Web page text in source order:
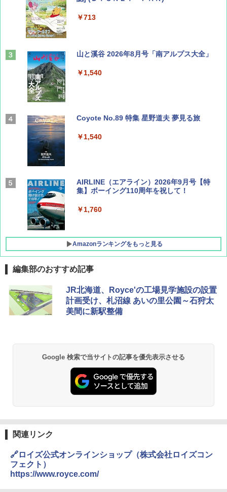
￥713
山と溪谷 2026年8月号「南アルプス大全」
￥1,540
Coyote No.89 特集 星野道夫 夢見る旅
￥1,540
AIRLINE（エアライン）2026年9月号【特
集】ボーイング110周年を祝して！
￥1,760
Amazonランキングをもっと見る
D40 地球の歩き方 チェンマイ タイ北部の魅
力的な町 2026～2027 地球の歩き方D アジア
￥2,079
￥2,695
A09 地球の歩き方 イタリア 2026～2027 地
[キャンパーズコレクション 山善] ポップアッ
プテント 傘みたいに広げて畳める パッとサ
ッとサンシェード キューブ フルクローズ メ
ッシュ 簡単設置 ワンタッチテント キャンプ
PYKES PEAK (パイクスピーク) 着替えテン
ト プライバシー テント 【中が透けない】 1
人用 折りたたみ 防災グッズ 災害用トイレ ビ
ーチ ピクニック ポップアップテント 携帯 簡
ENDLESS BASE 《めざましテレビで紹介》
テント ワンタッチ RENEW 幅200 2-3人用 43
GRANDOOR ステンレス保冷剤 2個セット 2
026リニューアル 急速冷凍 空間倍増 衛生的
コンパクト 保冷力長持ち
-08EX カーキ ソロキャンプ ポリエステル フ
レーム ドーム型 テント
￥14,800
￥6,459
編集部のおすすめ記事
JR北海道、Royce'の工場見学施設の設置
計画受け、札沼線 あいの里公園～石狩太
美間に新駅整備
Google 検索で当サイトの記事を優先表示させる
関連リンク
🔗ロイズ公式オンラインショップ（株式会社ロイズコン
フェクト）
https://www.royce.com/